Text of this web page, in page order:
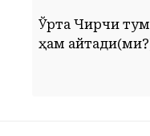
Ўрта Чирчиқ
ҳам